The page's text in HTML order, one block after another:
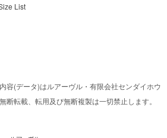
List
容(データ)はルアーヴル・有限会社センダイホウ
断転載、転用及び無断複製は一切禁止します。